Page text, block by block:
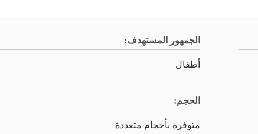
الجمهور المستهدف:
أطفال
الحجم:
متوفرة بأحجام متعددة